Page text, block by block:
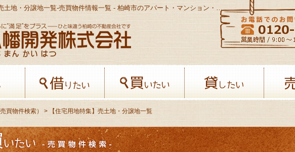
【住宅用地特集】売土地・分譲地一覧-売買物件情報一覧 - 柏崎市のアパート・マンション・貸家・土地・売家の不動産情報サイト
八幡開発株式会社-柏﨑の不動産会社
ホーム 借りたい 買いたい 貸したい
買物件検索） > 【住宅用地特集】売土地・分譲地一覧